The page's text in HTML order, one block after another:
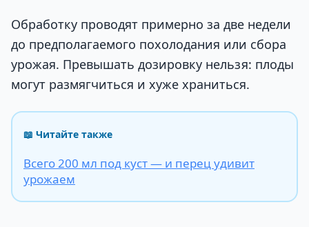
Обработку проводят примерно за две недели
до предполагаемого похолодания или сбора
урожая. Превышать дозировку нельзя: плоды
могут размягчиться и хуже храниться.
📖 Читайте также
Всего 200 мл под куст — и перец удивит
урожаем